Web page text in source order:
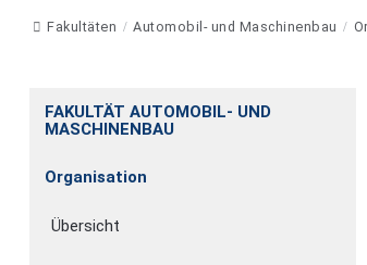
Fakultäten Automobil- und Maschinenbau
FAKULTÄT AUTOMOBIL- UND
MASCHINENBAU
Organisation
Übersicht